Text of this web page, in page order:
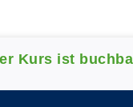
Kurs ist